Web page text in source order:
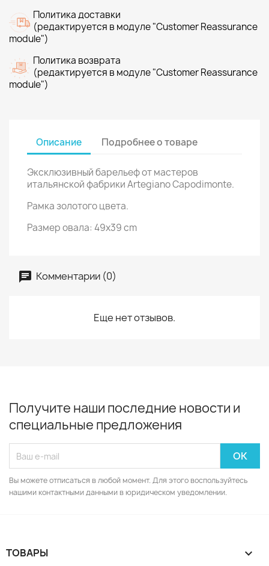
Политика доставки
(редактируется в модуле "Customer Reassurance
module")
Политика возврата
(редактируется в модуле "Customer Reassurance
module")
Описание Подробнее о товаре
Эксклюзивный барельеф от мастеров
итальянской фабрики Artegiano Capodimonte.
Рамка золотого цвета.
Размер овала: 49х39 cm
Комментарии (0)
Еще нет отзывов.
Получите наши последние новости и
специальные предложения
Вы можете отписаться в любой момент. Для этого воспользуйтесь
нашими контактными данными в юридическом уведомлении.
ТОВАРЫ 